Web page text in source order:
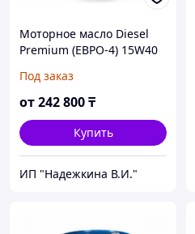
Моторное масло Diesel
Premium (ЕВРО-4) 15W40
Под заказ
от242 800₸
Купить
ИП "Надежкина В.И."